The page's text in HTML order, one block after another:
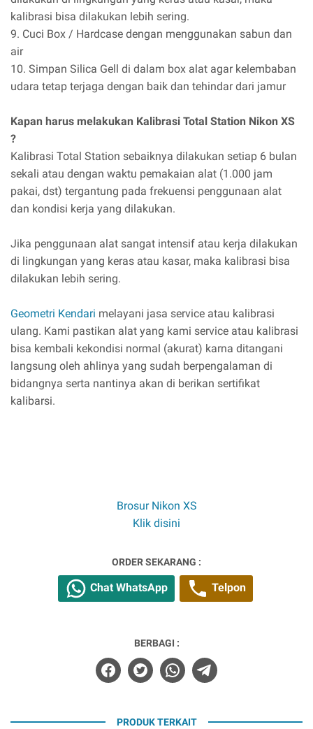
kalibrasi bisa dilakukan lebih sering.
9. Cuci Box / Hardcase dengan menggunakan sabun dan
air
10. Simpan Silica Gell di dalam box alat agar kelembaban
udara tetap terjaga dengan baik dan tehindar dari jamur
Kapan harus melakukan Kalibrasi Total Station Nikon XS
?
Kalibrasi Total Station sebaiknya dilakukan setiap 6 bulan
sekali atau dengan waktu pemakaian alat (1.000 jam
pakai, dst) tergantung pada frekuensi penggunaan alat
dan kondisi kerja yang dilakukan.
Jika penggunaan alat sangat intensif atau kerja dilakukan
di lingkungan yang keras atau kasar, maka kalibrasi bisa
dilakukan lebih sering.
Geometri Kendari melayani jasa service atau kalibrasi
ulang. Kami pastikan alat yang kami service atau kalibrasi
bisa kembali kekondisi normal (akurat) karna ditangani
langsung oleh ahlinya yang sudah berpengalaman di
bidangnya serta nantinya akan di berikan sertifikat
kalibarsi.
Brosur Nikon XS
Klik disini
ORDER SEKARANG :
Chat WhatsApp Telpon
BERBAGI :
PRODUK TERKAIT